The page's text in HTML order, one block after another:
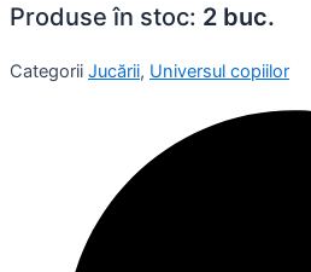
Produse în stoc: 2 buc.
Categorii Jucării, Universul copiilor